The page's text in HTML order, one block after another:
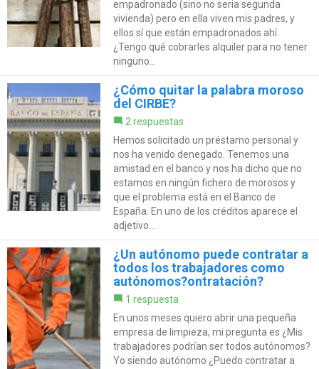
empadronado (sino no seria segunda
vivienda) pero en ella viven mis padres, y
ellos sí que están empadronados ahí.
¿Tengo qué cobrarles alquiler para no tener
ninguno...
¿Cómo quitar la palabra moroso
del CIRBE?
2 respuestas
Hemos solicitado un préstamo personal y
nos ha venido denegado. Tenemos una
amistad en el banco y nos ha dicho que no
estamos en ningún fichero de morosos y
que el problema está en el Banco de
España. En uno de los créditos aparece el
adjetivo...
¿Un autónomo puede contratar a
todos los trabajadores como
autónomos?ontratación?
1 respuesta
En unos meses quiero abrir una pequeña
empresa de limpieza, mi pregunta es ¿Mis
trabajadores podrían ser todos autónomos?
Yo siendo autónomo ¿Puedo contratar a